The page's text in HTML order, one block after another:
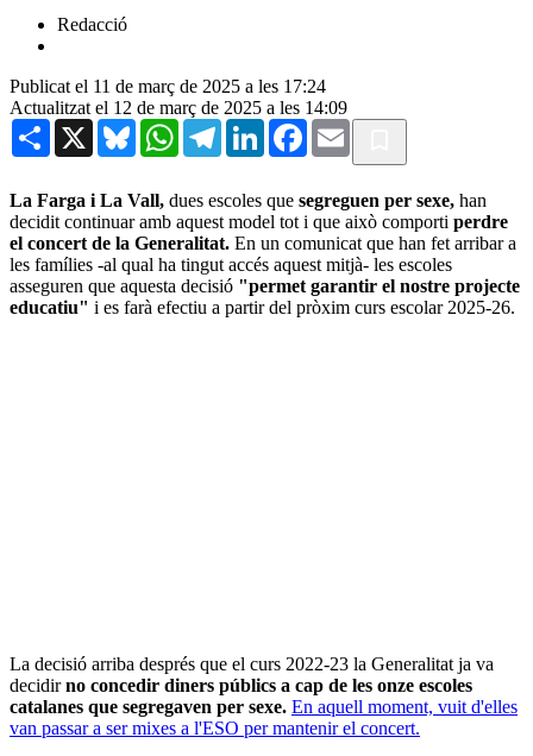
Redacció
Publicat el 11 de març de 2025 a les 17:24
Actualitzat el 12 de març de 2025 a les 14:09
Share X BlueskyWhatsAppTelegramLinkedInFacebook
Email
La Farga i La Vall, dues escoles que segreguen per sexe, han
decidit continuar amb aquest model tot i que això comporti perdre
el concert de la Generalitat. En un comunicat que han fet arribar a
les famílies -al qual ha tingut accés aquest mitjà- les escoles
asseguren que aquesta decisió "permet garantir el nostre projecte
educatiu" i es farà efectiu a partir del pròxim curs escolar 2025-26.
La decisió arriba després que el curs 2022-23 la Generalitat ja va
decidirno concedir diners públics a cap de les onze escoles
catalanes que segregaven per sexe. En aquell moment, vuit d'elles
van passar a ser mixes a l'ESO per mantenir el concert.